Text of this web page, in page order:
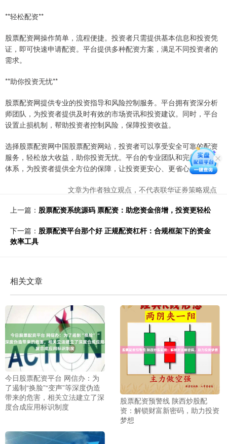
**轻松配资**
股票配资网操作简单，流程便捷。投资者只需提供基本信息和投资凭
证，即可快速申请配资。平台提供多种配资方案，满足不同投资者的
需求。
**助你投资无忧**
股票配资网提供专业的投资指导和风险控制服务。平台拥有资深分析
师团队，为投资者提供及时有效的市场资讯和投资建议。同时，平台
设置止损机制，帮助投资者控制风险，保障投资收益。
选择股票配资网中国股票配资网站，投资者可以享受安全可靠的配资
服务，轻松放大收益，助你投资无忧。平台的专业团队和完善的风控
体系，为投资者提供全方位的保障，让投资更安心、更省心。
文章为作者独立观点，不代表联华证券策略观点
上一篇： 股票配资系统源码 票配资：助您资金倍增，投资更轻松
下一篇： 股票配资平台那个好 正规配资杠杆：合规框架下的资金
效率工具
相关文章
今日股票配资平台 网信办：为
了遏制“换脸”“变声”等深度伪造
带来的危害，相关立法建立了深
度合成应用标识制度
股票配资预警线 陕西炒股配
资：解锁财富新密码，助力投资
梦想